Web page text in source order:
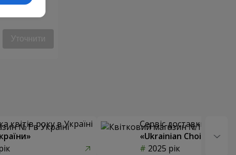
Уточнити
квітів року в Україні
Сервіс доставки квітів
«Ukrainian Choice»
2025 рік